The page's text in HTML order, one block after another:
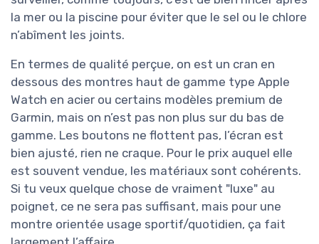
la mer ou la piscine pour éviter que le sel ou le chlore
n’abîment les joints.
En termes de qualité perçue, on est un cran en
dessous des montres haut de gamme type Apple
Watch en acier ou certains modèles premium de
Garmin, mais on n’est pas non plus sur du bas de
gamme. Les boutons ne flottent pas, l’écran est
bien ajusté, rien ne craque. Pour le prix auquel elle
est souvent vendue, les matériaux sont cohérents.
Si tu veux quelque chose de vraiment "luxe" au
poignet, ce ne sera pas suffisant, mais pour une
montre orientée usage sportif/quotidien, ça fait